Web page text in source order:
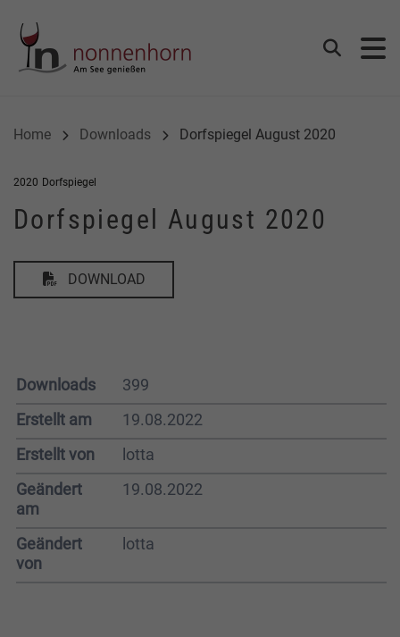
Suchen
Home Downloads Dorfspiegel August 2020
2020 Dorfspiegel
Dorfspiegel August 2020
DOWNLOAD
Downloads
399
Erstellt am
19.08.2022
Erstellt von
lotta
Geändert
am
19.08.2022
Geändert
von
lotta